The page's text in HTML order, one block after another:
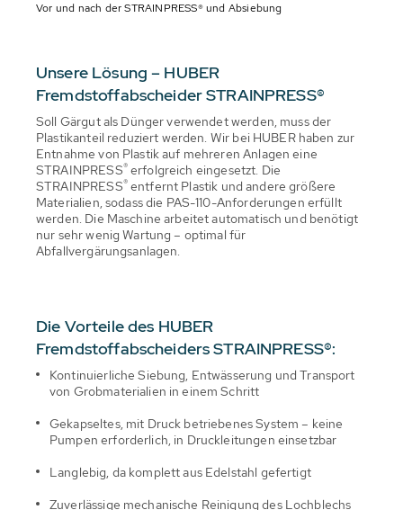
Vor und nach der STRAINPRESS® und Absiebung
Unsere Lösung – HUBER
Fremdstoffabscheider STRAINPRESS®
Soll Gärgut als Dünger verwendet werden, muss der
Plastikanteil reduziert werden. Wir bei HUBER haben zur
Entnahme von Plastik auf mehreren Anlagen eine
STRAINPRESS®erfolgreich eingesetzt. Die
STRAINPRESS®entfernt Plastik und andere größere
Materialien, sodass die PAS-110-Anforderungen erfüllt
werden. Die Maschine arbeitet automatisch und benötigt
nur sehr wenig Wartung – optimal für
Abfallvergärungsanlagen.
Die Vorteile des HUBER
Fremdstoffabscheiders STRAINPRESS®:
Kontinuierliche Siebung, Entwässerung und Transport
von Grobmaterialien in einem Schritt
Gekapseltes, mit Druck betriebenes System – keine
Pumpen erforderlich, in Druckleitungen einsetzbar
Langlebig, da komplett aus Edelstahl gefertigt
Zuverlässige mechanische Reinigung des Lochblechs